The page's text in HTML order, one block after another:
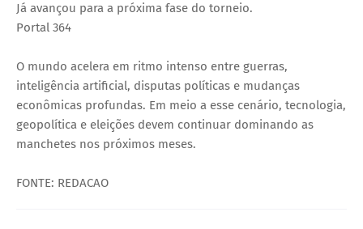
Já avançou para a próxima fase do torneio.
Portal 364
O mundo acelera em ritmo intenso entre guerras,
inteligência artificial, disputas políticas e mudanças
econômicas profundas. Em meio a esse cenário, tecnologia,
geopolítica e eleições devem continuar dominando as
manchetes nos próximos meses.
FONTE: REDACAO